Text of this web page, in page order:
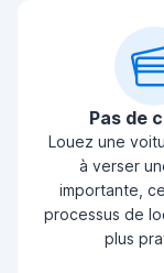
Pas de
Louez une
à verser
importante,
processus de
plus